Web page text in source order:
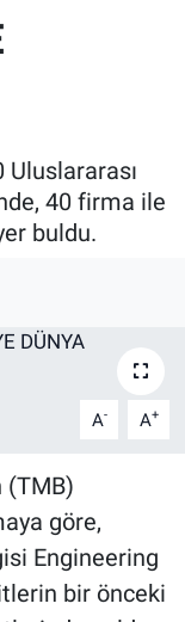
Uluslararası
40 firma ile
buldu.
A- A+
(TMB)
göre,
Engineering
bir önceki